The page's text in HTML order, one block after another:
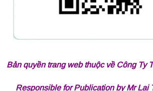
Bản quyền trang web thuộc về Công Ty
Responsible for Publication by Mr Lai